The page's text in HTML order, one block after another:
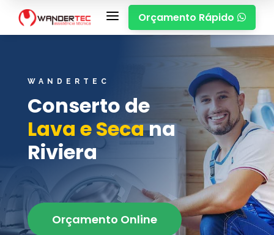
a Orçamento Rápido 
WANDERTEC
Conserto de
Lava e Secana
Riviera
Orçamento Online